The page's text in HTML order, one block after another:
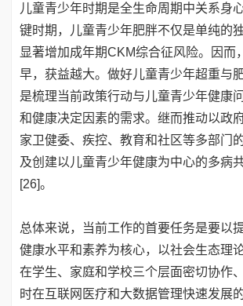
儿童青少年时期是全生命周期中关系身
键时期，儿童青少年肥胖不仅是单纯的
显著增加成年期CKM综合征风险。因而
早，获益越大。做好儿童青少年超重与
是梳理当前政策行动与儿童青少年健康
和健康决定因素的需求。继而推动以政
家卫健委、疾控、教育和社区等多部门
及创建以儿童青少年健康为中心的多病
[26]。
总体来说，当前工作的首要任务是要以
健康水平和素养为核心，以社会生态理
在学生、家庭和学校三个层面密切协作
时在互联网医疗和大数据管理快速发展